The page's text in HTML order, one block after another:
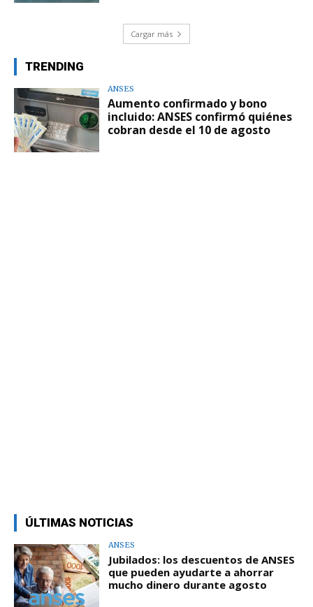
Cargar más
TRENDING
ANSES
Aumento confirmado y bono
incluido: ANSES confirmó quiénes
cobran desde el 10 de agosto
ÚLTIMAS NOTICIAS
ANSES
Jubilados: los descuentos de ANSES
que pueden ayudarte a ahorrar
mucho dinero durante agosto